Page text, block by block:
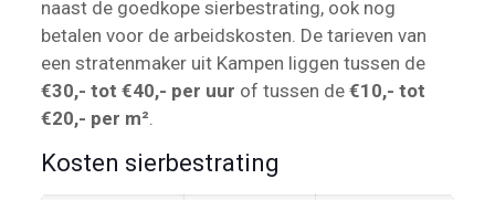
naast de goedkope sierbestrating, ook nog
betalen voor de arbeidskosten. De tarieven van
een stratenmaker uit Kampen liggen tussen de
€30,- tot €40,- per uur of tussen de €10,- tot
€20,- per m².
Kosten sierbestrating